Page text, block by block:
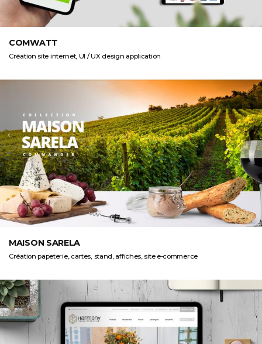
COMWATT
Création site internet, UI / UX design application
MAISON SARELA
Création papeterie, cartes, stand, affiches, site e-commerce